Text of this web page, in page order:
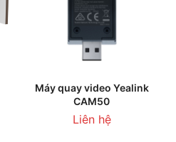
Máy quay video Yealink
CAM50
Liên hệ